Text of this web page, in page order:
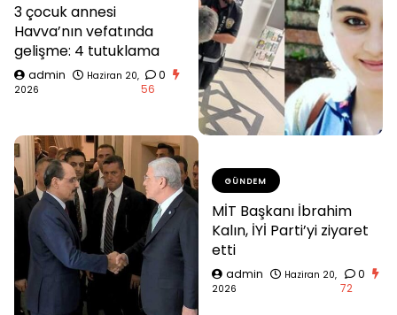
3 çocuk annesi
Havva’nın vefatında
gelişme: 4 tutuklama
admin
Haziran 20,
2026
0
56
GÜNDEM
MİT Başkanı İbrahim
Kalın, İYİ Parti’yi ziyaret
etti
admin
Haziran 20,
2026
0
72